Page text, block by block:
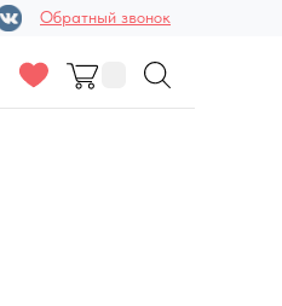
Обратный звонок